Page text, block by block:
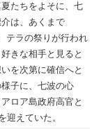
たちをよそに、七
は、あくまで
テラの祭りが行われ
きな相手と見ると
を次第に確信へと
子に、七波の心
ロア島政府高官と
迎えていた。